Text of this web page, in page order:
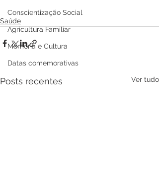
Conscientização Social
Agricultura Familiar
Memória e Cultura
Datas comemorativas
Saúde
Posts recentes Ver tudo